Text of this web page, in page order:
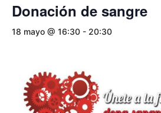
Donación de sangre
18 mayo @ 16:30 - 20:30